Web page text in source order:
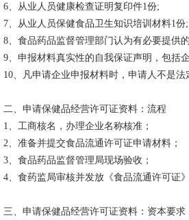
6、从业人员健康检查证明复印件1份;
7、从业人员保健食品卫生知识培训材料1份;
8、食品药品监督管理部门认为有必要提供
9、申报材料真实性的自我保证声明，包括
10、凡申请企业申报材料时，申请人不是
二、申请保健品经营许可证资料：流程
1、工商核名，办理企业名称核准；
2、准备并提交食品流通许可证申请材料；
3、食品药品监督管理局现场验收；
4、食药监局审核并发放《食品流通许可证》
三、申请保健品经营许可证资料：资本要求